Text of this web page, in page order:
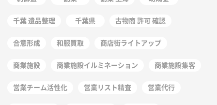
千葉 遺品整理 千葉県 古物商 許可 確認
合意形成 和服買取 商店街ライトアップ
商業施設 商業施設イルミネーション 商業施設集客
営業チーム活性化 営業リスト精査 営業代行